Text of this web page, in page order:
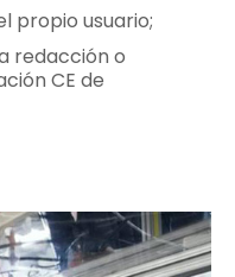
propio usuario;
redacción o
CE de